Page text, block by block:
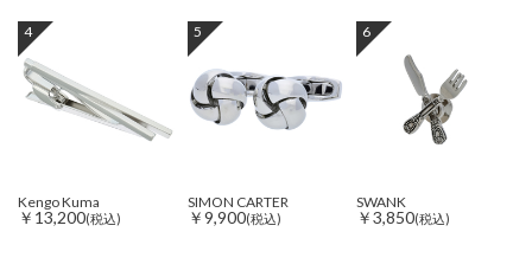
4
Kengo Kuma
￥13,200(税込)
5
SIMON CARTER
￥9,900(税込)
6
SWANK
￥3,850(税込)